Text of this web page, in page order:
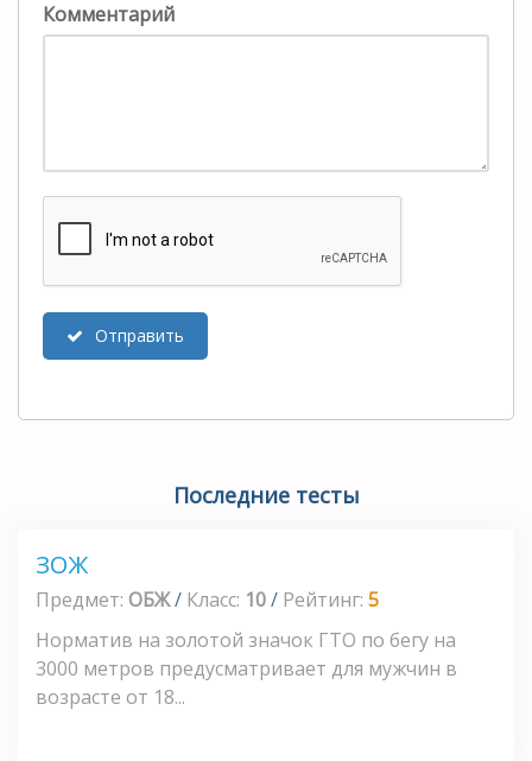
Комментарий
Отправить
Последние тесты
ЗОЖ
Предмет: ОБЖ/ Класс: 10/ Рейтинг: 5
Норматив на золотой значок ГТО по бегу на
3000 метров предусматривает для мужчин в
возрасте от 18...